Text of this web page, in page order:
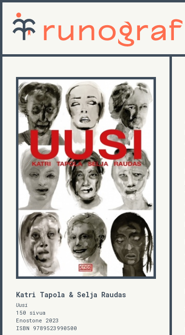
Katri Tapola & Selja Raudas
Uusi
150 sivua
Enostone 2023
ISBN 9789523990500